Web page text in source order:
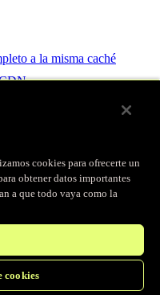
a la misma caché
Fastly.
cookies para ofrecerte un
obtener datos importantes
a que todo vaya como la
cookies